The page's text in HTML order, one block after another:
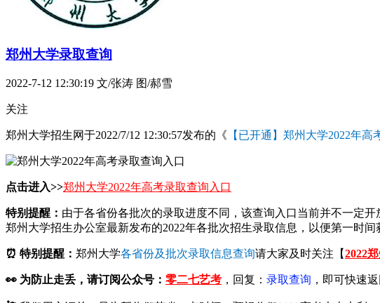
郑州大学录取查询
2022-7-12 12:30:19 文/张涛 图/郝雪
关注
郑州大学招生网于2022/7/12 12:30:57发布的《 【已开通】郑州大学2022年高
点击进入>>郑州大学2022年高考录取查询入口
特别提醒： 由于各省份各批次的录取进度不同，该查询入口当前并不一定
郑州大学招生办公室最新发布的2022年各批次招生录取信息，以便第一时间
⏰ 特别提醒： 郑州大学各省份及批次录取信息查询请大家及时关注【2022
👀 为防止走丢，请订阅公众号： 零二七艺考 ，回复： 录取查询 ，即可快速